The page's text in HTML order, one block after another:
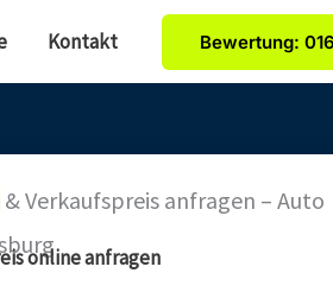
Kontakt Bewertung:
& Verkaufspreis anfragen – Auto
online anfragen